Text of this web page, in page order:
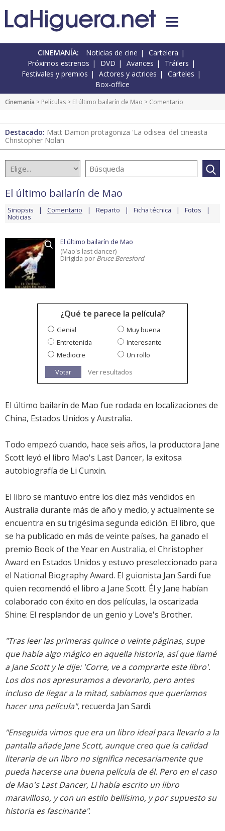
CINEMANÍA: Noticias de cine
Cartelera
Próximos estrenos
DVD Avances
Tráilers
Festivales y premios
Actores y actrices
Carteles
Box-office
Cinemanía > Películas > El último bailarín de Mao > Comentario
Destacado: Matt Damon protagoniza 'La odisea' del cineasta
Christopher Nolan
El último bailarín de Mao
Sinopsis Comentario Reparto Ficha técnica Fotos
Noticias
El último bailarín de Mao
(Mao's last dancer)
Dirigida por Bruce Beresford
¿Qué te parece la película?
Genial
Muy buena
Entretenida
Interesante
Mediocre
Un rollo
Votar
Ver resultados
El último bailarín de Mao fue rodada en localizaciones de
China, Estados Unidos y Australia.
Todo empezó cuando, hace seis años, la productora Jane
Scott leyó el libro Mao's Last Dancer, la exitosa
autobiografía de Li Cunxin.
El libro se mantuvo entre los diez más vendidos en
Australia durante más de año y medio, y actualmente se
encuentra en su trigésima segunda edición. El libro, que
se ha publicado en más de veinte países, ha ganado el
premio Book of the Year en Australia, el Christopher
Award en Estados Unidos y estuvo preseleccionado para
el National Biography Award. El guionista Jan Sardi fue
quien recomendó el libro a Jane Scott. Él y Jane habían
colaborado con éxito en dos películas, la oscarizada
Shine: El resplandor de un genio y Love's Brother.
"Tras leer las primeras quince o veinte páginas, supe
que había algo mágico en aquella historia, así que llamé
a Jane Scott y le dije: 'Corre, ve a comprarte este libro'.
Los dos nos apresuramos a devorarlo, pero antes
incluso de llegar a la mitad, sabíamos que queríamos
hacer una película", recuerda Jan Sardi.
"Enseguida vimos que era un libro ideal para llevarlo a la
pantalla añade Jane Scott, aunque creo que la calidad
literaria de un libro no significa necesariamente que
pueda hacerse una buena película de él. Pero en el caso
de Mao's Last Dancer, Li había escrito un libro
maravilloso, y con un estilo bellísimo, y por supuesto su
historia es fascinante".